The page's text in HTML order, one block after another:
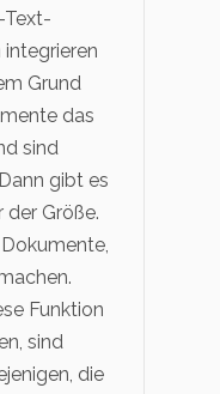
Text-
Grund
das
sind
gibt es
der Größe.
Funktion
sind
die